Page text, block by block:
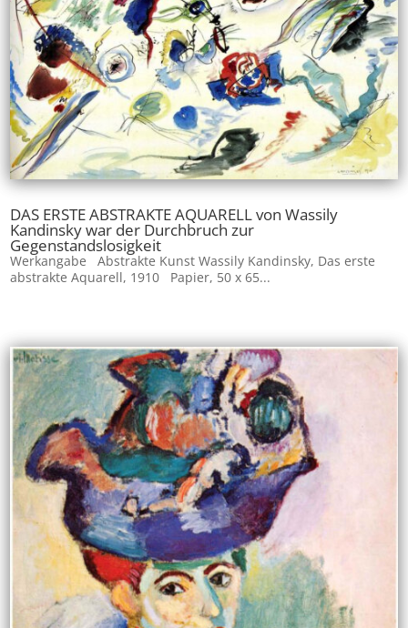
DAS ERSTE ABSTRAKTE AQUARELL von Wassily
Kandinsky war der Durchbruch zur
Gegenstandslosigkeit
Werkangabe Abstrakte Kunst Wassily Kandinsky, Das erste
abstrakte Aquarell, 1910 Papier, 50 x 65...